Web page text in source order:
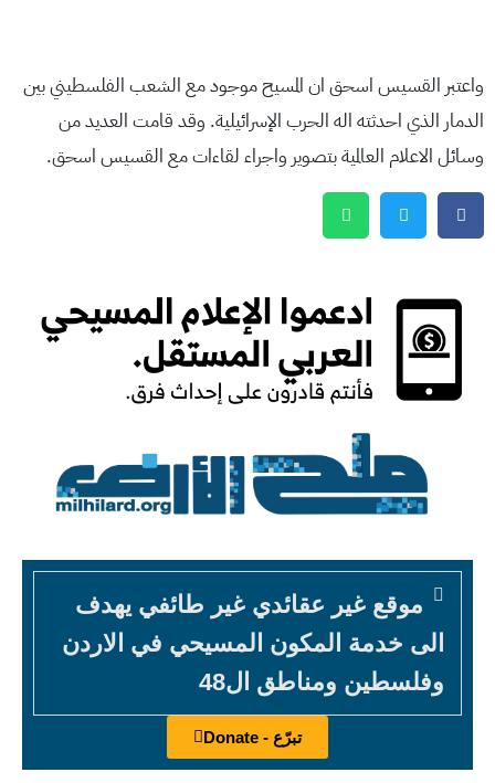
واعتبر القسيس اسحق ان المسيح موجود مع الشعب الفلسطيني بين
الدمار الذي احدثته اله الحرب الإسرائيلية. وقد قامت العديد من
وسائل الاعلام العالمية بتصوير واجراء لقاءات مع القسيس اسحق.
موقع غير عقائدي غير طائفي يهدف
الى خدمة المكون المسيحي في الاردن
وفلسطين ومناطق ال48
تبرّع - Donate